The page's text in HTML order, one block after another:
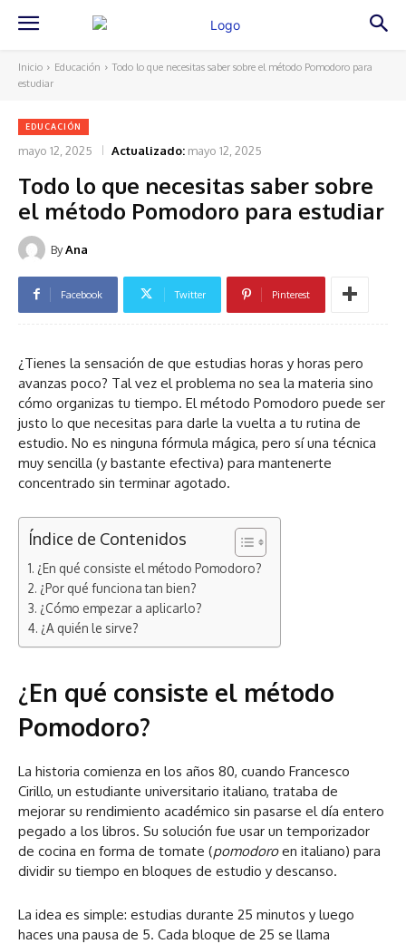
Inicio Educación
Todo lo que necesitas saber sobre el método Pomodoro para
estudiar
EDUCACIÓN
mayo 12, 2025 Actualizado: mayo 12, 2025
Todo lo que necesitas saber sobre
el método Pomodoro para estudiar
ByAna
Facebook Twitter Pinterest
¿Tienes la sensación de que estudias horas y horas pero
avanzas poco? Tal vez el problema no sea la materia sino
cómo organizas tu tiempo. El método Pomodoro puede ser
justo lo que necesitas para darle la vuelta a tu rutina de
estudio. No es ninguna fórmula mágica, pero sí una técnica
muy sencilla (y bastante efectiva) para mantenerte
concentrado sin terminar agotado.
Índice de Contenidos
¿En qué consiste el método Pomodoro?
¿Por qué funciona tan bien?
¿Cómo empezar a aplicarlo?
¿A quién le sirve?
¿En qué consiste el método
Pomodoro?
La historia comienza en los años 80, cuando Francesco
Cirillo, un estudiante universitario italiano, trataba de
mejorar su rendimiento académico sin pasarse el día entero
pegado a los libros. Su solución fue usar un temporizador
de cocina en forma de tomate (pomodoroen italiano) para
dividir su tiempo en bloques de estudio y descanso.
La idea es simple: estudias durante 25 minutos y luego
haces una pausa de 5. Cada bloque de 25 se llama